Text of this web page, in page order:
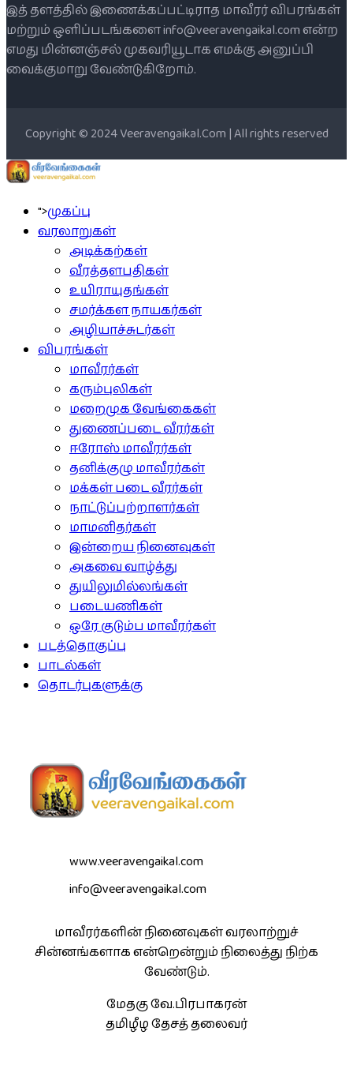
இத் தளத்தில் இணைக்கப்பட்டிராத மாவீரர் விபரங்கள்
மற்றும் ஒளிப்படங்களை info@veeravengaikal.com என்ற
எமது மின்னஞ்சல் முகவரியூடாக எமக்கு அனுப்பி
வைக்குமாறு வேண்டுகிறோம்.
Copyright © 2024 Veeravengaikal.Com | All rights reserved
">முகப்பு
வரலாறுகள்
அடிக்கற்கள்
வீரத்தளபதிகள்
உயிராயுதங்கள்
சமர்க்கள நாயகர்கள்
அழியாச்சுடர்கள்
விபரங்கள்
மாவீரர்கள்
கரும்புலிகள்
மறைமுக வேங்கைகள்
துணைப்படை வீரர்கள்
ஈரோஸ் மாவீரர்கள்
தனிக்குழு மாவீரர்கள்
மக்கள் படை வீரர்கள்
நாட்டுப்பற்றாளர்கள்
மாமனிதர்கள்
இன்றைய நினைவுகள்
அகவை வாழ்த்து
துயிலுமில்லங்கள்
படையணிகள்
ஒரே குடும்ப மாவீரர்கள்
படத்தொகுப்பு
பாடல்கள்
தொடர்புகளுக்கு
www.veeravengaikal.com
info@veeravengaikal.com
மாவீரர்களின் நினைவுகள் வரலாற்றுச்
சின்னங்களாக என்றென்றும் நிலைத்து நிற்க
வேண்டும்.
மேதகு வே.பிரபாகரன்
தமிழீழ தேசத் தலைவர்